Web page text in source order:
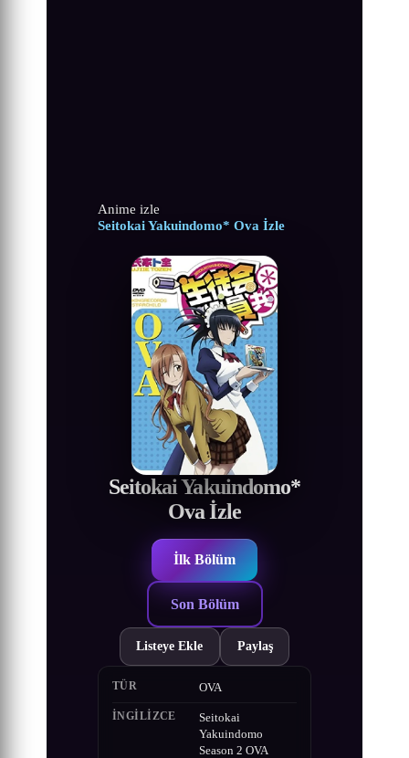
Anime izle
Seitokai Yakuindomo* Ova İzle
Seitokai Yakuindomo*
Ova İzle
İlk Bölüm
Son Bölüm
Listeye Ekle Paylaş
TÜR OVA
İNGILIZCE
Seitokai
Yakuindomo
Season 2 OVA